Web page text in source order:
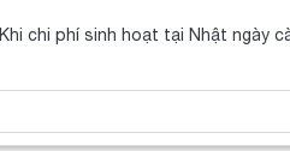
Khi chi phí sinh hoạt tại Nhật ngày